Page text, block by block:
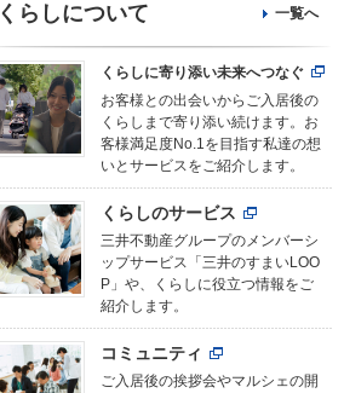
くらしについて 一覧へ
くらしに寄り添い未来へつなぐ
お客様との出会いからご入居後の
くらしまで寄り添い続けます。お
客様満足度No.1を目指す私達の想
いとサービスをご紹介します。
くらしのサービス
三井不動産グループのメンバーシ
ップサービス「三井のすまいLOO
P」や、くらしに役立つ情報をご
紹介します。
コミュニティ
ご入居後の挨拶会やマルシェの開